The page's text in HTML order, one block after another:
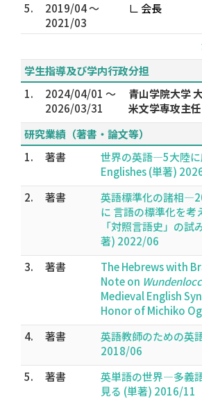
5.
2019/04 ～
2021/03
∟ 会長
学生指導及び学内行政分担
1.
2024/04/01 ～
2026/03/31
青山学院大学
米文学専攻主任
研究業績（著書・論文等）
1.
著書
世界の英語—5大陸
Englishes (単著)
2.
著書
英語標準化の諸相
に 言語の標準化を
「対照言語史」の
著) 2022/06
3.
著書
The Hebrews with
Note on Wundenlocc
Medieval English
Honor of Michiko
4.
著書
英語教師のための英
2018/06
5.
著書
英単語の世界—多義
見る (単著) 2016/11